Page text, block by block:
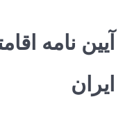
آیین نامه
ایران